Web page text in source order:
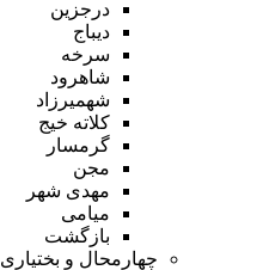
درجزین
دیباج
سرخه
شاهرود
شهمیرزاد
کلاته خیج
گرمسار
مجن
مهدی شهر
میامی
بازگشت
چهارمحال و بختیاری